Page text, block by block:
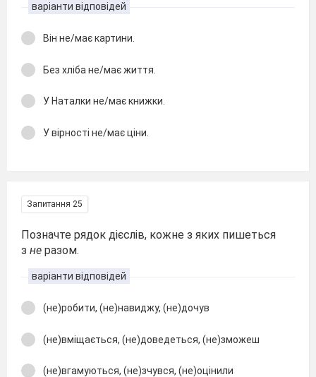
варіанти відповідей
Він не/має картини.
Без хліба не/має життя.
У Наталки не/має книжки.
У вірності не/має ціни.
Запитання 25
Позначте рядок дієслів, кожне з яких пишеться
з не разом.
варіанти відповідей
(не)робити, (не)навиджу, (не)дочув
(не)вміщається, (не)доведеться, (не)зможеш
(не)вгамуються, (не)зчувся, (не)оцінили